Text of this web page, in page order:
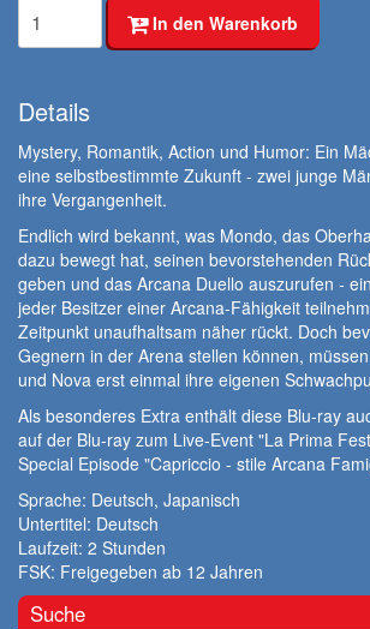
In den Warenkorb
Details
Mystery, Romantik, Action und Humor: Ein
eine selbstbestimmte Zukunft - zwei junge
ihre Vergangenheit.
Endlich wird bekannt, was Mondo, das
dazu bewegt hat, seinen bevorstehenden
geben und das Arcana Duello auszurufen -
jeder Besitzer einer Arcana-Fähigkeit
Zeitpunkt unaufhaltsam näher rückt. Doch
Gegnern in der Arena stellen können,
und Nova erst einmal ihre eigenen
Als besonderes Extra enthält diese Blu-ray
auf der Blu-ray zum Live-Event "La Prima
Special Episode "Capriccio - stile Arcana
Sprache: Deutsch, Japanisch
Untertitel: Deutsch
Laufzeit: 2 Stunden
FSK: Freigegeben ab 12 Jahren
Suche